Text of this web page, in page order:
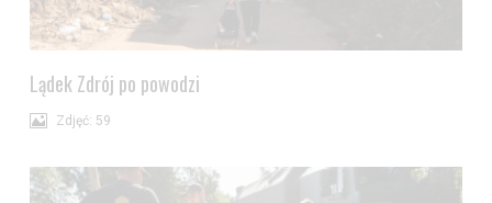
Lądek Zdrój po powodzi
Zdjęć: 59